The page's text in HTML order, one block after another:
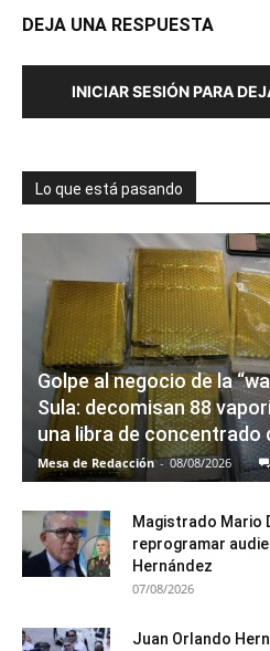
DEJA UNA RESPUESTA
INICIAR SESIÓN PARA
Lo que está pasando
Golpe al negocio de la
Sula: decomisan 88
una libra de concentrado
Mesa de Redacción - 08/08/2026
Magistrado Mario
reprogramar
Hernández
07/08/2026
Juan Orlando